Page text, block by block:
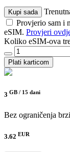
Kupi sada
Provjerio sam i
eSIM. Provjeri
Koliko eSIM-ova
Plati karticom
3 GB / 15 dani
Bez ograničenja
3.62 EUR